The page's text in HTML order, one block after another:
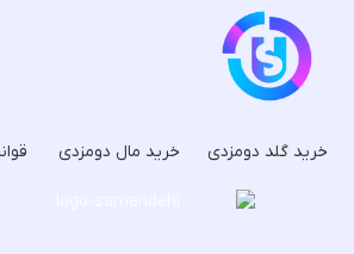
خرید گلد دومزدی خرید مال دومزدی